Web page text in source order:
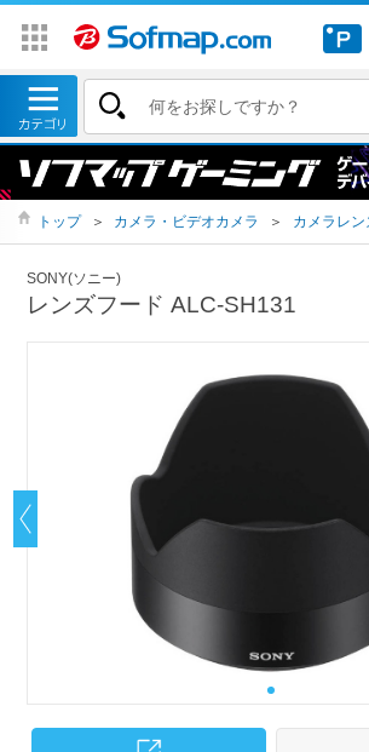
トップ ＞ カメラ・ビデオカメラ ＞ カメラレ
SONY(ソニー)
レンズフード ALC-SH131